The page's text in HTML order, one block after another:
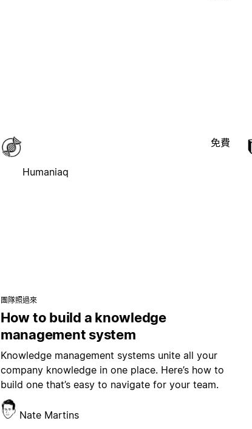
Humaniaq
免費
團隊照過來
How to build a knowledge
management system
Knowledge management systems unite all your
company knowledge in one place. Here’s how to
build one that’s easy to navigate for your team.
Nate Martins